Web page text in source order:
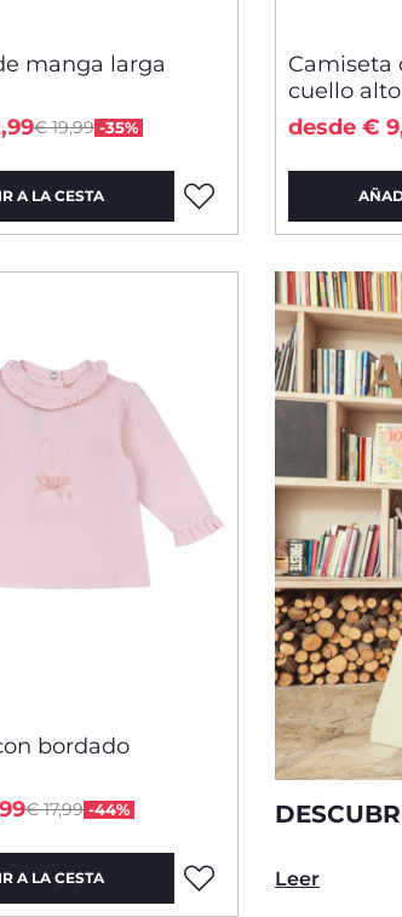
manga larga
Price reduced from
€ 19,99 -35%
to
A LA CESTA
Camiseta
cuello alto
desde €
bordado
Price reduced from
€ 17,99 -44%
to
A LA CESTA Leer